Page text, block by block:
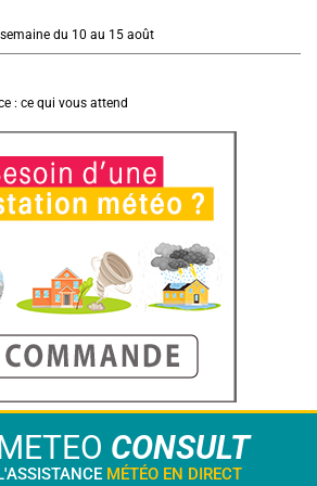
du 10 au 15 août
: ce qui vous attend
CONSULT
MÉTÉO EN DIRECT